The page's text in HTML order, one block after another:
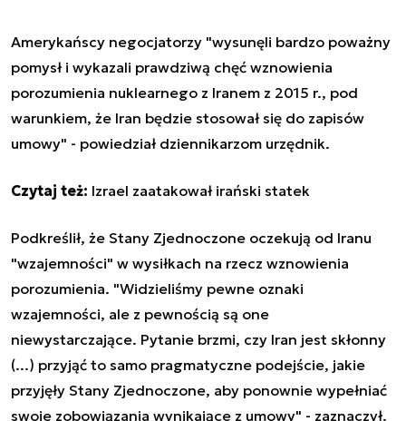
Amerykańscy negocjatorzy "wysunęli bardzo poważny
pomysł i wykazali prawdziwą chęć wznowienia
porozumienia nuklearnego z Iranem z 2015 r., pod
warunkiem, że Iran będzie stosował się do zapisów
umowy" - powiedział dziennikarzom urzędnik.
Czytaj też: Izrael zaatakował irański statek
Podkreślił, że Stany Zjednoczone oczekują od Iranu
"wzajemności" w wysiłkach na rzecz wznowienia
porozumienia. "Widzieliśmy pewne oznaki
wzajemności, ale z pewnością są one
niewystarczające. Pytanie brzmi, czy Iran jest skłonny
(...) przyjąć to samo pragmatyczne podejście, jakie
przyjęły Stany Zjednoczone, aby ponownie wypełniać
swoje zobowiązania wynikające z umowy" - zaznaczył.